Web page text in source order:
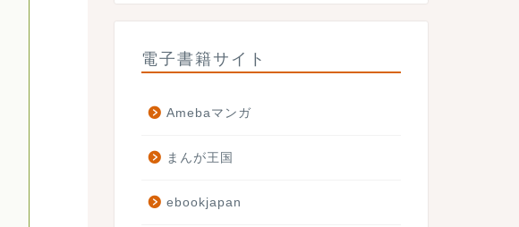
電子書籍サイト
Amebaマンガ
まんが王国
ebookjapan